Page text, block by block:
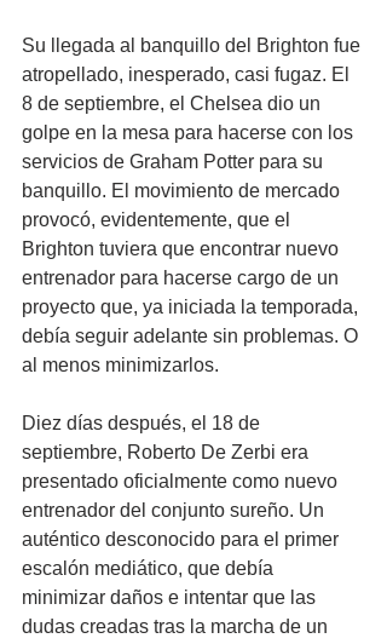
Su llegada al banquillo del Brighton fue
atropellado, inesperado, casi fugaz. El
8 de septiembre, el Chelsea dio un
golpe en la mesa para hacerse con los
servicios de Graham Potter para su
banquillo. El movimiento de mercado
provocó, evidentemente, que el
Brighton tuviera que encontrar nuevo
entrenador para hacerse cargo de un
proyecto que, ya iniciada la temporada,
debía seguir adelante sin problemas. O
al menos minimizarlos.
Diez días después, el 18 de
septiembre, Roberto De Zerbi era
presentado oficialmente como nuevo
entrenador del conjunto sureño. Un
auténtico desconocido para el primer
escalón mediático, que debía
minimizar daños e intentar que las
dudas creadas tras la marcha de un